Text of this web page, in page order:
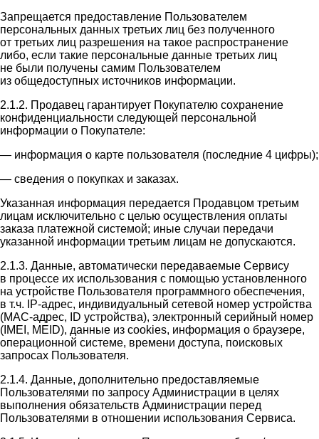
Запрещается предоставление Пользователем
персональных данных третьих лиц без полученного
от третьих лиц разрешения на такое распространение
либо, если такие персональные данные третьих лиц
не были получены самим Пользователем
из общедоступных источников информации.
2.1.2. Продавец гарантирует Покупателю сохранение
конфиденциальности следующей персональной
информации о Покупателе:
— информация о карте пользователя (последние 4 цифры);
— сведения о покупках и заказах.
Указанная информация передается Продавцом третьим
лицам исключительно с целью осуществления оплаты
заказа платежной системой; иные случаи передачи
указанной информации третьим лицам не допускаются.
2.1.3. Данные, автоматически передаваемые Сервису
в процессе их использования с помощью установленного
на устройстве Пользователя программного обеспечения,
в т.ч. IP-адрес, индивидуальный сетевой номер устройства
(MAC-адрес, ID устройства), электронный серийный номер
(IMEI, MEID), данные из cookies, информация о браузере,
операционной системе, времени доступа, поисковых
запросах Пользователя.
2.1.4. Данные, дополнительно предоставляемые
Пользователями по запросу Администрации в целях
выполнения обязательств Администрации перед
Пользователями в отношении использования Сервиса.